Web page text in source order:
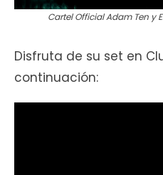
Cartel Official Adam Ten y
Disfruta de su set en
continuación: